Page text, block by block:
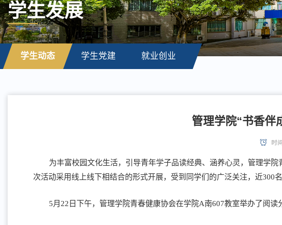
学生发展
学生动态 学生党建 就业创业
管理学院“书香伴
时
为丰富校园文化生活，引导青年学子品读经典、涵养心灵，管理学
次活动采用线上线下相结合的形式开展，受到同学们的广泛关注，近300
5月22日下午，管理学院青春健康协会在学院A南607教室举办了阅